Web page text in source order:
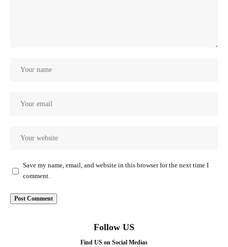
Save my name, email, and website in this browser for the next time I
comment.
Follow US
Find US on Social Medias